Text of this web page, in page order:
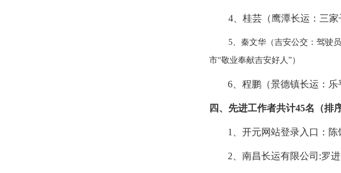
4、桂芸（鹰潭长运：三
5、秦文华（吉安公交： 驾驶
市“敬业奉献吉安好人”）
6、程鹏（景德镇长运： 乐
四、先进工作者共计45名（排
1、开元网站登录入口：陈
2、南昌长运有限公司:罗